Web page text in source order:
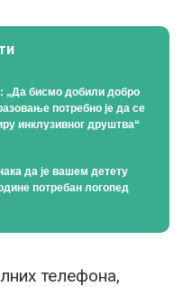
„Да бисмо добили добро
потребно је да се
инклузивног друштва“
да је вашем детету
потребан логопед
телефона,